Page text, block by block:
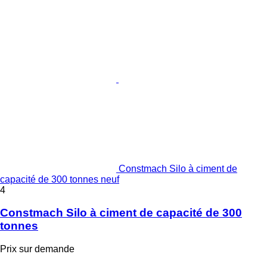
Constmach Silo à ciment de
capacité de 300 tonnes neuf
4
Constmach Silo à ciment de capacité de 300
tonnes
Prix sur demande